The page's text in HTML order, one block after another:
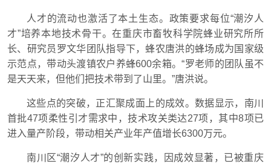
人才的流动也激活了本土生态。政策要求每位“潮汐人
才”培养本地技术骨干。在重庆市畜牧科学院蜂业研究所所
长、研究员罗文华团队指导下，蜂农唐洪的蜂场成为国家级
示范点，带动头渡镇农户养蜂600余箱。“罗老师的团队虽不
是天天来，但他们把技术带到了山里。”唐洪说。
这些点的突破，正汇聚成面上的成效。数据显示，南川
首批47项柔性引才需求中，技术攻关类达27项，其中8项已
进入量产阶段，带动相关产业年产值增长6300万元。
南川区“潮汐人才”的创新实践，因成效显著，已被重庆